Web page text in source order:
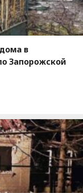
в
Запорожской